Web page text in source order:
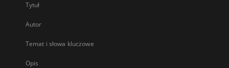
Tytuł
Autor
Temat i słowa kluczowe
Opis